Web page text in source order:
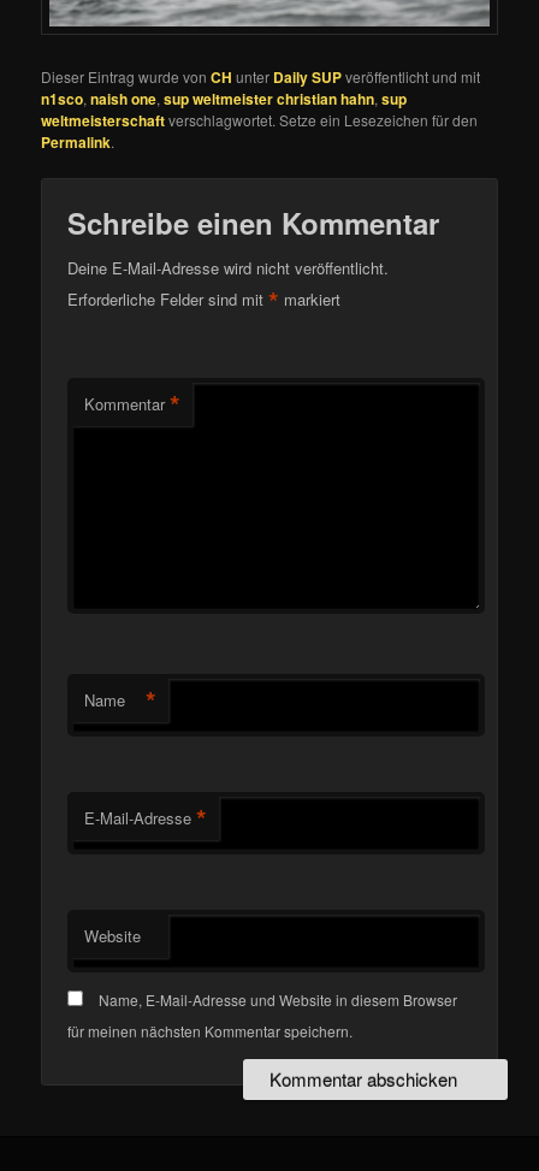
Dieser Eintrag wurde vonCH unter Daily SUPveröffentlicht und mit
n1sco,naish one,sup weltmeister christian hahn,sup
weltmeisterschaftverschlagwortet. Setze ein Lesezeichen für den
Permalink.
Schreibe einen Kommentar
Deine E-Mail-Adresse wird nicht veröffentlicht.
Erforderliche Felder sind mit* markiert
Kommentar *
Name *
E-Mail-Adresse *
Website
Name, E-Mail-Adresse und Website in diesem Browser
für meinen nächsten Kommentar speichern.